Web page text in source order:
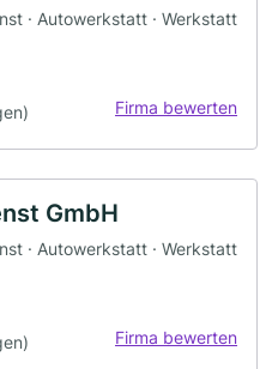
· Autowerkstatt · Werkstatt
Firma bewerten
GmbH
· Autowerkstatt · Werkstatt
Firma bewerten